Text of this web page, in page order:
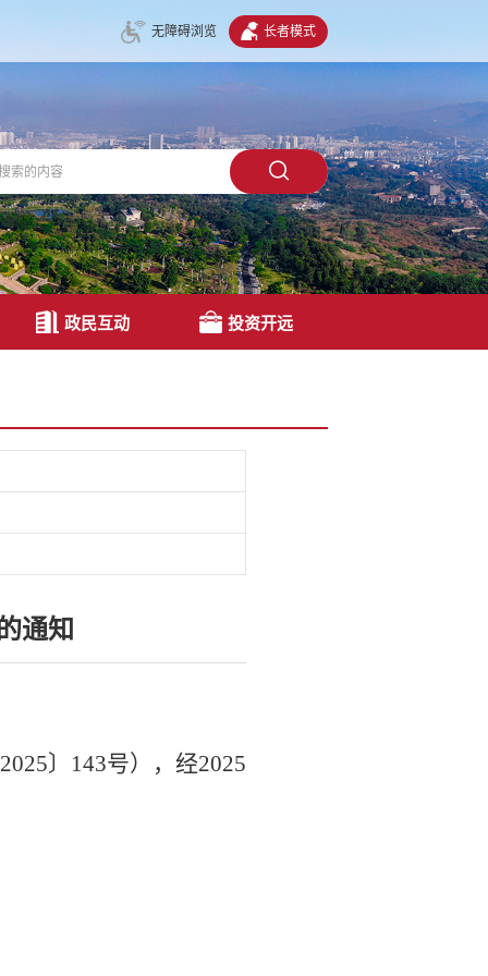
无障碍浏览 长者模式
政民互动 投资开远
通知
2025〕 143号），经2025